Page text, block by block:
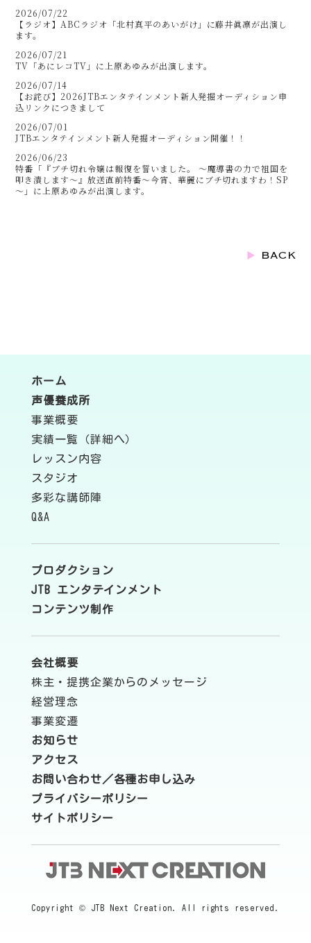
2026/07/22
【ラジオ】ABCラジオ「北村真平のあいがけ」に藤井眞凛が出演し
ます。
2026/07/21
TV「あにレコTV」に上原あゆみが出演します。
2026/07/14
【お詫び】2026JTBエンタテインメント新人発掘オーディション申
込リンクにつきまして
2026/07/01
JTBエンタテインメント新人発掘オーディション開催！！
2026/06/23
特番「『ブチ切れ令嬢は報復を誓いました。 ～魔導書の力で祖国を
叩き潰します～』放送直前特番～今宵、華麗にブチ切れますわ！SP
～」に上原あゆみが出演します。
ホーム
声優養成所
事業概要
実績一覧（詳細へ）
レッスン内容
スタジオ
多彩な講師陣
Q&A
プロダクション
JTB エンタテインメント
コンテンツ制作
会社概要
株主・提携企業からのメッセージ
経営理念
事業変遷
お知らせ
アクセス
お問い合わせ／各種お申し込み
プライバシーポリシー
サイトポリシー
Copyright © JTB Next Creation. All rights reserved.